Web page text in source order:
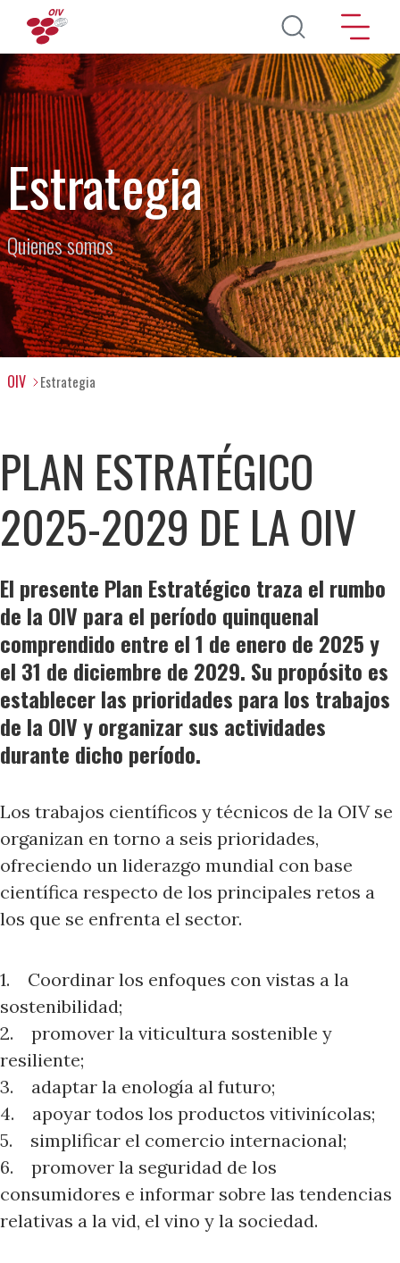
Pasar al contenido principal
Estrategia
Quienes somos
OIV Estrategia
PLAN ESTRATÉGICO
2025-2029 DE LA OIV
El presente Plan Estratégico traza el rumbo
de la OIV para el período quinquenal
comprendido entre el 1 de enero de 2025 y
el 31 de diciembre de 2029. Su propósito es
establecer las prioridades para los trabajos
de la OIV y organizar sus actividades
durante dicho período.
Los trabajos científicos y técnicos de la OIV se
organizan en torno a seis prioridades,
ofreciendo un liderazgo mundial con base
científica respecto de los principales retos a
los que se enfrenta el sector.
1. Coordinar los enfoques con vistas a la
sostenibilidad;
2. promover la viticultura sostenible y
resiliente;
3. adaptar la enología al futuro;
4. apoyar todos los productos vitivinícolas;
5. simplificar el comercio internacional;
6. promover la seguridad de los
consumidores e informar sobre las tendencias
relativas a la vid, el vino y la sociedad.